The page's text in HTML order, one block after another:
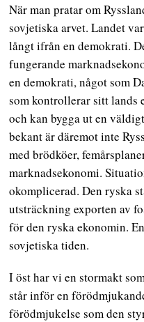
När man pratar om
sovjetiska arvet. Landet
långt ifrån en demokrati.
fungerande
en demokrati, något som
som kontrollerar sitt lands
och kan bygga ut en
bekant är däremot inte
med brödköer,
marknadsekonomi.
okomplicerad. Den ryska
utsträckning exporten av
för den ryska ekonomin.
sovjetiska tiden.
I öst har vi en stormakt
står inför en
förödmjukelse som den